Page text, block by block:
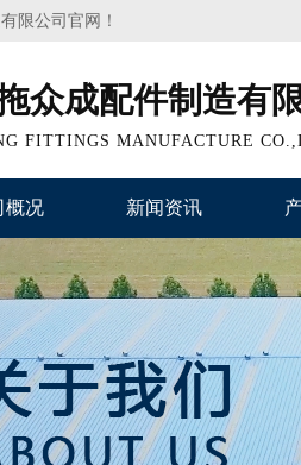
限公司官网！
众成配件制造有
FITTINGS MANUFACTURE
概况 新闻资讯